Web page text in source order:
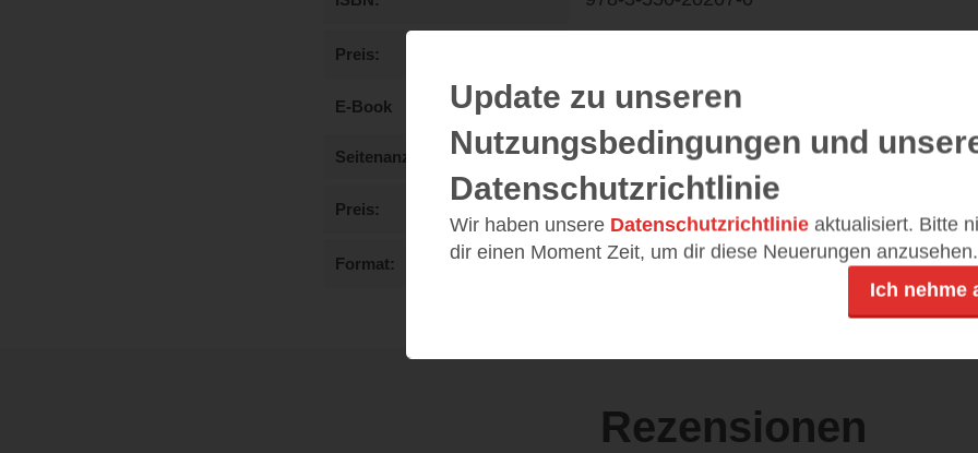
Preis
E-Book
Seitenanzahl
Preis
Format ePub
Rezensionen
Update zu unseren
Nutzungsbedingungen und
Datenschutzrichtlinie
Wir haben unsere Datenschutzrichtlinie aktualisiert. Bitte
dir einen Moment Zeit, um dir diese Neuerungen anzusehen.
Ich nehme